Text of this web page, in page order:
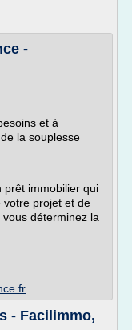
-
et à
la souplesse
prêt immobilier qui
votre projet et de
déterminez la
- Facilimmo,